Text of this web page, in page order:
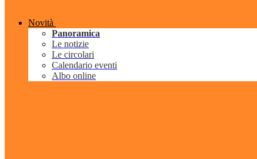
Novità
Panoramica
Le notizie
Le circolari
Calendario eventi
Albo online